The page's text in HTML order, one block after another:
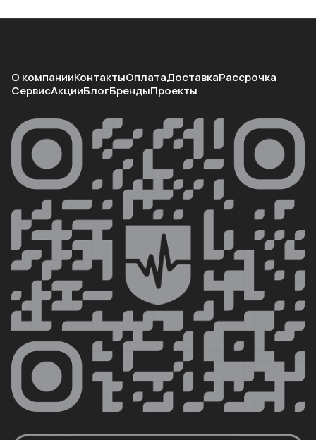
О компанииКонтактыОплатаДоставкаРассрочка
СервисАкцииБлогБрендыПроекты